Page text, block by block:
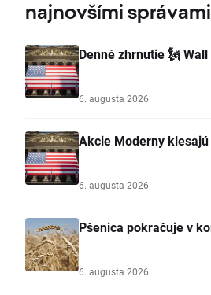
najnovšími
Denné zhrnutie 🗽
6. augusta 2026
Akcie Moderny
6. augusta 2026
Pšenica pokračuje v
6. augusta 2026